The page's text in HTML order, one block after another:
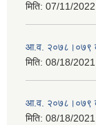
मिति: 07/11/
आ.व. २०७८।०७९
मिति: 08/18/
आ.व. २०७८।०७९
मिति: 08/18/